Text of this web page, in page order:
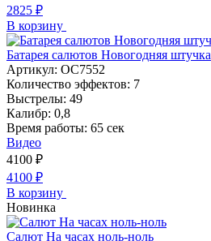
2825 ₽
В корзину
Батарея салютов Новогодняя штучка
Артикул: ОС7552
Количество эффектов: 7
Выстрелы: 49
Калибр: 0,8
Время работы: 65 сек
Видео
4100 ₽
4100 ₽
В корзину
Новинка
Салют На часах ноль-ноль